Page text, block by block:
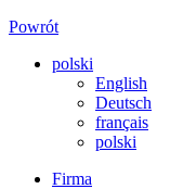
Powrót
polski
English
Deutsch
français
polski
Firma